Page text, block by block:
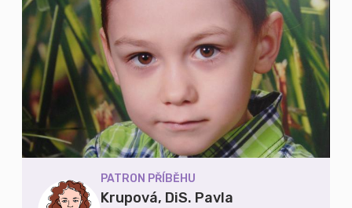
PATRON PŘÍBĚHU
Krupová, DiS. Pavla